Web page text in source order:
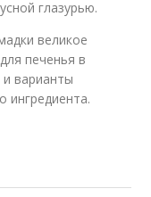
глазурью.
великое
печенья в
варианты
ингредиента.